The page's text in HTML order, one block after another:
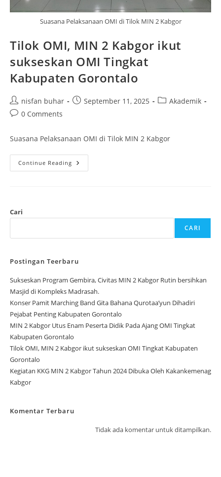
Suasana Pelaksanaan OMI di Tilok MIN 2 Kabgor
Tilok OMI, MIN 2 Kabgor ikut
sukseskan OMI Tingkat
Kabupaten Gorontalo
Post
author:
nisfan buhar
PostSeptember 11, 2025
PostAkademik
Post0 Comments
Suasana Pelaksanaan OMI di Tilok MIN 2 Kabgor
Continue Reading Tilok
OMI,
Tingkat
Cari
CARI
Postingan Teerbaru
Sukseskan Program Gembira, Civitas MIN 2 Kabgor Rutin bersihkan
Masjid di Kompleks Madrasah.
Konser Pamit Marching Band Gita Bahana Qurotaa’yun Dihadiri
Pejabat Penting Kabupaten Gorontalo
MIN 2 Kabgor Utus Enam Peserta Didik Pada Ajang OMI Tingkat
Kabupaten Gorontalo
Tilok OMI, MIN 2 Kabgor ikut sukseskan OMI Tingkat Kabupaten
Gorontalo
Kegiatan KKG MIN 2 Kabgor Tahun 2024 Dibuka Oleh Kakankemenag
Kabgor
Komentar Terbaru
Tidak ada komentar untuk ditampilkan.